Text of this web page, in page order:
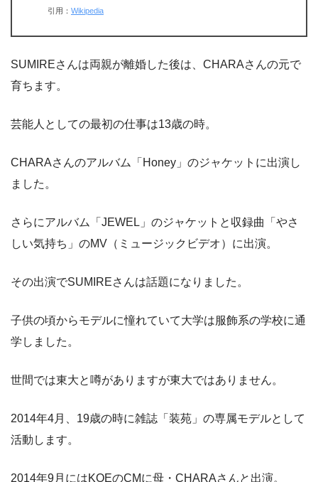
引用： Wikipedia
SUMIREさんは両親が離婚した後は、CHARAさんの元で
育ちます。
芸能人としての最初の仕事は13歳の時。
CHARAさんのアルバム「Honey」のジャケットに出演し
ました。
さらにアルバム「JEWEL」のジャケットと収録曲「やさ
しい気持ち」のMV（ミュージックビデオ）に出演。
その出演でSUMIREさんは話題になりました。
子供の頃からモデルに憧れていて大学は服飾系の学校に通
学しました。
世間では東大と噂がありますが東大ではありません。
2014年4月、19歳の時に雑誌「装苑」の専属モデルとして
活動します。
2014年9月にはKOEのCMに母・CHARAさんと出演。